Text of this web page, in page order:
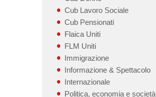
Cub Lavoro Sociale
Cub Pensionati
Flaica Uniti
FLM Uniti
Immigrazione
Informazione & Spettacolo
Internazionale
Politica, economia e società